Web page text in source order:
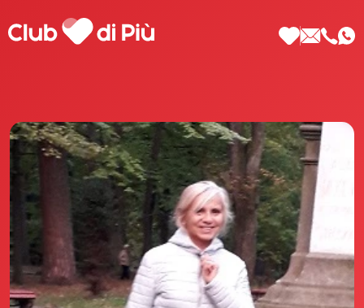
Scopri Club di Più
Le testimonianze Club di Più
La fondatrice Valeria Pilla
Annunci Donne